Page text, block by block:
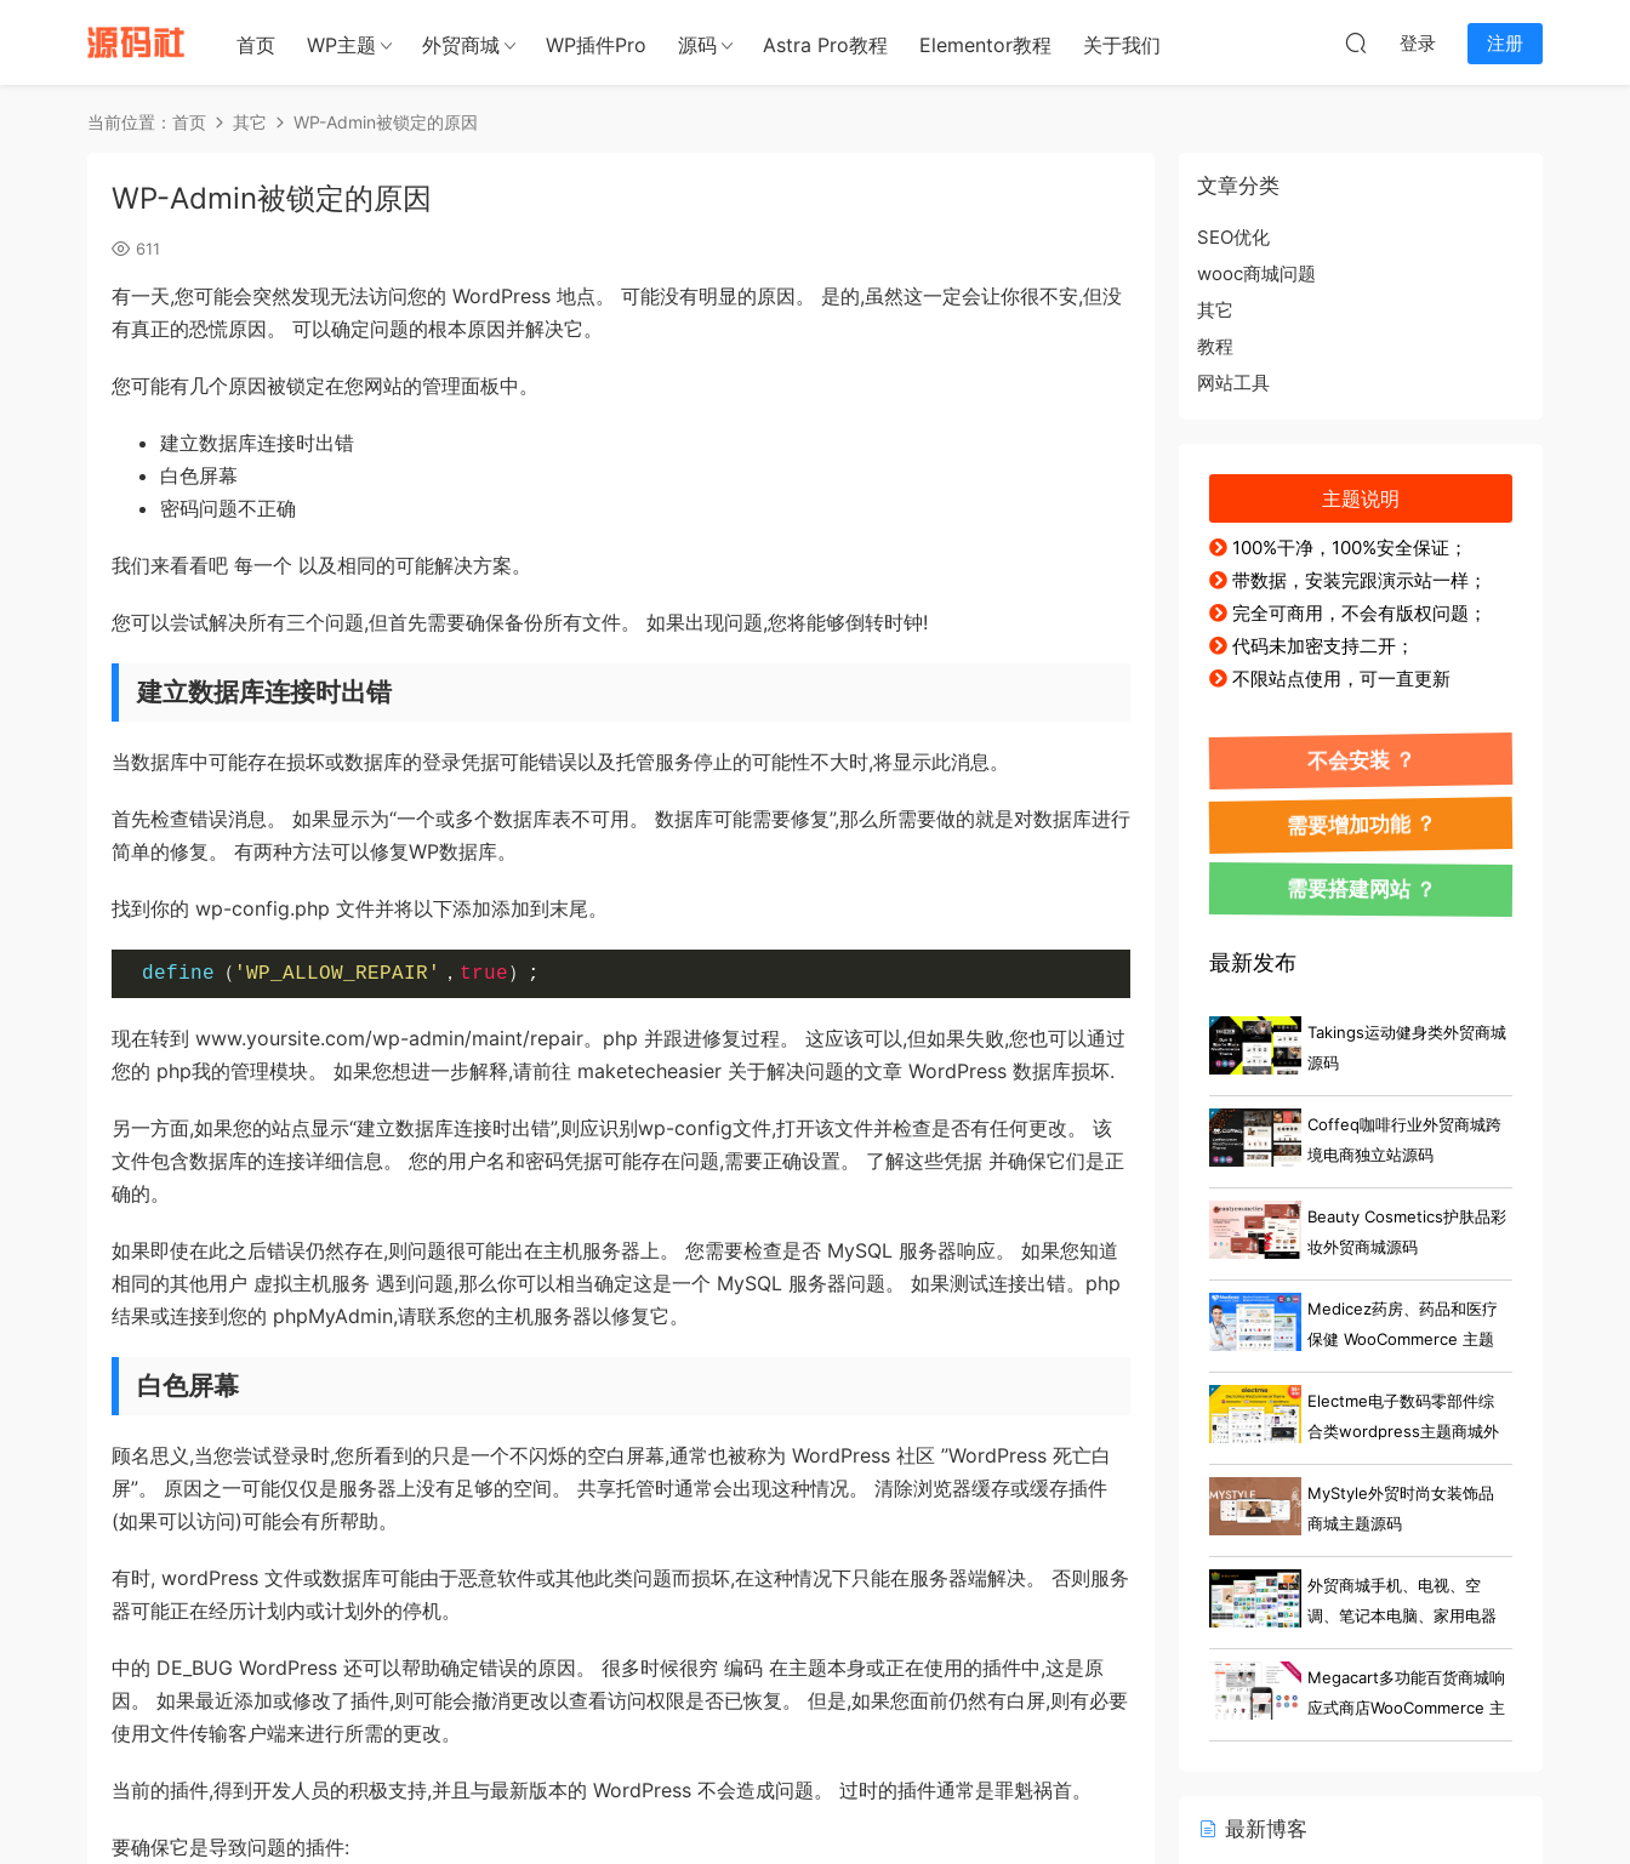
首页 WP主题 外贸商城 WP插件Pro 源码 Astra Pro教程 Elementor教程 关于我们 登录 注册
当前位置： 首页 其它 WP-Admin被锁定的原因
WP-Admin被锁定的原因
611
有一天,您可能会突然发现无法访问您的 WordPress 地点。 可能没有明显的原因。 是的,虽然这一定会让你很不安,但没
有真正的恐慌原因。 可以确定问题的根本原因并解决它。
您可能有几个原因被锁定在您网站的管理面板中。
建立数据库连接时出错
白色屏幕
密码问题不正确
我们来看看吧 每一个 以及相同的可能解决方案。
您可以尝试解决所有三个问题,但首先需要确保备份所有文件。 如果出现问题,您将能够倒转时钟!
建立数据库连接时出错
当数据库中可能存在损坏或数据库的登录凭据可能错误以及托管服务停止的可能性不大时,将显示此消息。
首先检查错误消息。 如果显示为“一个或多个数据库表不可用。 数据库可能需要修复”,那么所需要做的就是对数据库进行
简单的修复。 有两种方法可以修复WP数据库。
找到你的 wp-config.php 文件并将以下添加添加到末尾。
define （ 'WP_ALLOW_REPAIR' ， true）;
现在转到 www.yoursite.com/wp-admin/maint/repair。php 并跟进修复过程。 这应该可以,但如果失败,您也可以通过
您的 php我的管理模块。 如果您想进一步解释,请前往 maketecheasier 关于解决问题的文章 WordPress 数据库损坏.
另一方面,如果您的站点显示“建立数据库连接时出错”,则应识别wp-config文件,打开该文件并检查是否有任何更改。 该
文件包含数据库的连接详细信息。 您的用户名和密码凭据可能存在问题,需要正确设置。 了解这些凭据 并确保它们是正
确的。
如果即使在此之后错误仍然存在,则问题很可能出在主机服务器上。 您需要检查是否 MySQL 服务器响应。 如果您知道
相同的其他用户 虚拟主机服务 遇到问题,那么你可以相当确定这是一个 MySQL 服务器问题。 如果测试连接出错。php
结果或连接到您的 phpMyAdmin,请联系您的主机服务器以修复它。
白色屏幕
顾名思义,当您尝试登录时,您所看到的只是一个不闪烁的空白屏幕,通常也被称为 WordPress 社区 ”WordPress 死亡白
屏”。 原因之一可能仅仅是服务器上没有足够的空间。 共享托管时通常会出现这种情况。 清除浏览器缓存或缓存插件
(如果可以访问)可能会有所帮助。
有时, wordPress 文件或数据库可能由于恶意软件或其他此类问题而损坏,在这种情况下只能在服务器端解决。 否则服务
器可能正在经历计划内或计划外的停机。
中的 DE_BUG WordPress 还可以帮助确定错误的原因。 很多时候很穷 编码 在主题本身或正在使用的插件中,这是原
因。 如果最近添加或修改了插件,则可能会撤消更改以查看访问权限是否已恢复。 但是,如果您面前仍然有白屏,则有必要
使用文件传输客户端来进行所需的更改。
当前的插件,得到开发人员的积极支持,并且与最新版本的 WordPress 不会造成问题。 过时的插件通常是罪魁祸首。
要确保它是导致问题的插件:
文章分类
SEO优化
wooc商城问题
其它
教程
网站工具
主题说明
100%干净，100%安全保证；
带数据，安装完跟演示站一样；
完全可商用，不会有版权问题；
代码未加密支持二开；
不限站点使用，可一直更新
不会安装 ？
需要增加功能 ？
需要搭建网站 ？
最新发布
Takings运动健身类外贸商城
源码
Coffeq咖啡行业外贸商城跨
境电商独立站源码
Beauty Cosmetics护肤品彩
妆外贸商城源码
Medicez药房、药品和医疗
保健 WooCommerce 主题
Electme电子数码零部件综
合类wordpress主题商城外
贸跨境电商源码
MyStyle外贸时尚女装饰品
商城主题源码
外贸商城手机、电视、空
调、笔记本电脑、家用电器
小工具电子商店 Elementor
WooCommerce 主题
Megacart多功能百货商城响
应式商店WooCommerce 主
题
最新博客